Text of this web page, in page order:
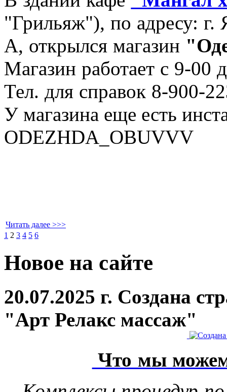
"Грильяж"), по адресу: г.
А, открылся магазин
Магазин работает с 9-00
Тел. для справок 8-900-
У магазина еще есть
ODEZHDA_OBUVVV
Читать далее >>>
1 2 3 4 5 6
Новое на сайте
20.07.2025 г. Создана
"Арт Релакс массаж"
Что мы